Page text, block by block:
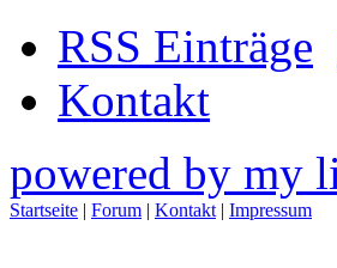
RSS Einträge
Kontakt
powered by my
Startseite | Forum | Kontakt | Impressum